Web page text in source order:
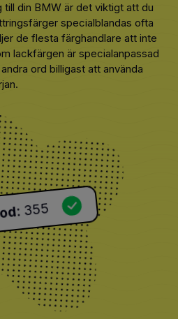
din BMW är det viktigt att du
specialblandas ofta
de flesta färghandlare att inte
lackfärgen är specialanpassad
ord billigast att använda
: 355